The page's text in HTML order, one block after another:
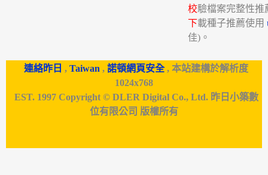
校驗檔案完整性
下載種子推薦使用
佳)。
連絡昨日 , Taiwan , 諾頓網頁安全, 本站建構於解析度
1024x768
EST. 1997 Copyright © DLER Digital Co., Ltd. 昨日小築數
位有限公司 版權所有